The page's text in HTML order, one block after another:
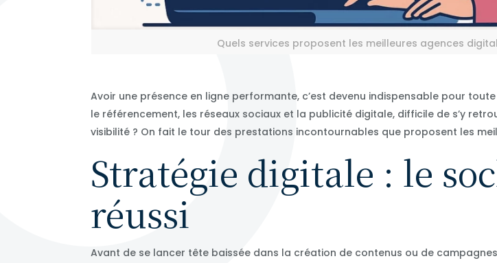
Quels services proposent les meilleures agences
Avoir une présence en ligne performante, c’est devenu indispensable pour
le référencement, les réseaux sociaux et la publicité digitale, difficile de s’y
visibilité ? On fait le tour des prestations incontournables que proposent les
Stratégie digitale : le
réussi
Avant de se lancer tête baissée dans la création de contenus ou de